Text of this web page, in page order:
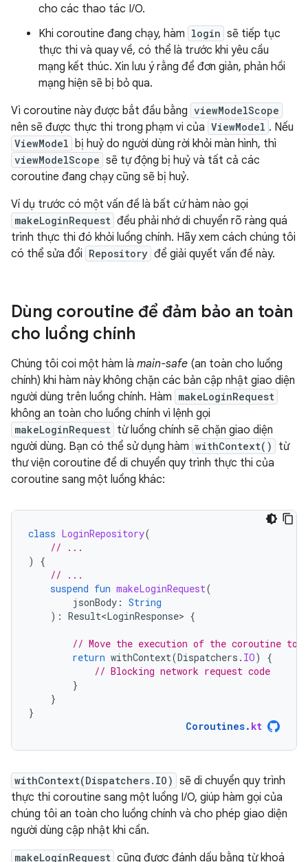
cho các thao tác I/O.
Khi coroutine đang chạy, hàm login sẽ tiếp tục
thực thi và quay về, có thể là trước khi yêu cầu
mạng kết thúc. Xin lưu ý rằng để đơn giản, phản hồi
mạng hiện sẽ bị bỏ qua.
Vì coroutine này được bắt đầu bằng viewModelScope
nên sẽ được thực thi trong phạm vi của ViewModel . Nếu
ViewModel bị huỷ do người dùng rời khỏi màn hình, thì
viewModelScope sẽ tự động bị huỷ và tất cả các
coroutine đang chạy cũng sẽ bị huỷ.
Ví dụ trước có một vấn đề là bất cứ hàm nào gọi
makeLoginRequest đều phải nhớ di chuyển rõ ràng quá
trình thực thi đó khỏi luồng chính. Hãy xem cách chúng tôi
có thể sửa đổi Repository để giải quyết vấn đề này.
Dùng coroutine để đảm bảo an toàn
cho luồng chính
Chúng tôi coi một hàm là main-safe (an toàn cho luồng
chính) khi hàm này không chặn các bản cập nhật giao diện
người dùng trên luồng chính. Hàm makeLoginRequest
không an toàn cho luồng chính vì lệnh gọi
makeLoginRequest từ luồng chính sẽ chặn giao diện
người dùng. Bạn có thể sử dụng hàm withContext()
từ
thư viện coroutine để di chuyển quy trình thực thi của
coroutine sang một luồng khác:
class LoginRepository(
// ...
)
{
// ...
suspend fun makeLoginRequest(
jsonBody : String
): Result<LoginResponse> {
// Move the execution of the coroutine to
return withContext(Dispatchers . IO)
{
// Blocking network request code
}
}
}
Coroutines. kt
withContext(Dispatchers.IO) sẽ di chuyển quy trình
thực thi coroutine sang một luồng I/O, giúp hàm gọi của
chúng tôi an toàn cho luồng chính và cho phép giao diện
người dùng cập nhật khi cần.
makeLoginRequest cũng được đánh dấu bằng từ khoá